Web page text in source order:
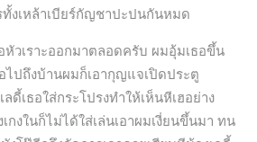
ทั้งเหล้าเบียร์กัญชาปะปนกันหมด
หัวเราะออกมาตลอดครับ ผมอุ้มเธอขึ้น
ไปถึงบ้านผมก็เอากุญแจเปิดประตู
ดี้เธอใส่กระโปรงทำให้เห็นหีเฮอย่าง
กงในก็ไม่ได้ใส่เล่นเอาผมเงี่ยนขึ้นมา ทน